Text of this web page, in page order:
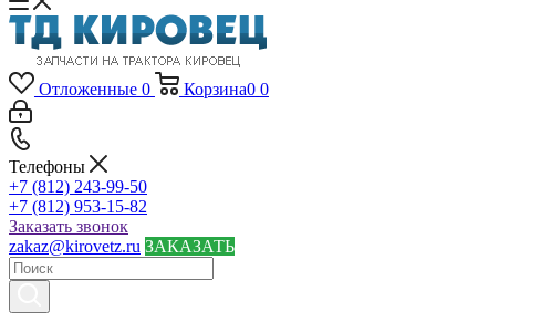
Отложенные 0 Корзина0 0
Телефоны
+7 (812) 243-99-50
+7 (812) 953-15-82
Заказать звонок
zakaz@kirovetz.ru ЗАКАЗАТЬ